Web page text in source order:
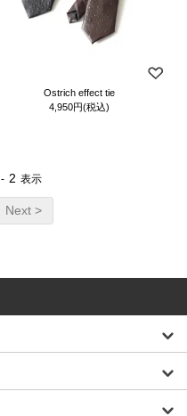
Ostrich effect tie
4,950円(税込)
- 2 表示
Next >